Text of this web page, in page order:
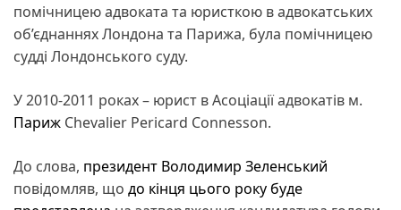
помічницею адвоката та юристкою в адвокатських
об’єднаннях Лондона та Парижа, була помічницею
судді Лондонського суду.
У 2010-2011 роках – юрист в Асоціації адвокатів м.
Париж Chevalier Pericard Connesson.
До слова, президент Володимир Зеленський
повідомляв, що до кінця цього року буде